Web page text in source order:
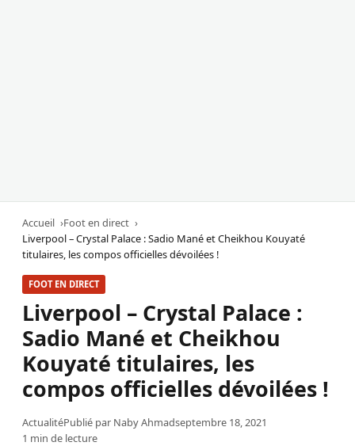
Accueil
Foot en direct
Liverpool – Crystal Palace : Sadio Mané et Cheikhou Kouyaté
titulaires, les compos officielles dévoilées !
FOOT EN DIRECT
Liverpool – Crystal Palace :
Sadio Mané et Cheikhou
Kouyaté titulaires, les
compos officielles dévoilées !
ActualitéPublié par Naby Ahmadseptembre 18, 2021
1 min de lecture